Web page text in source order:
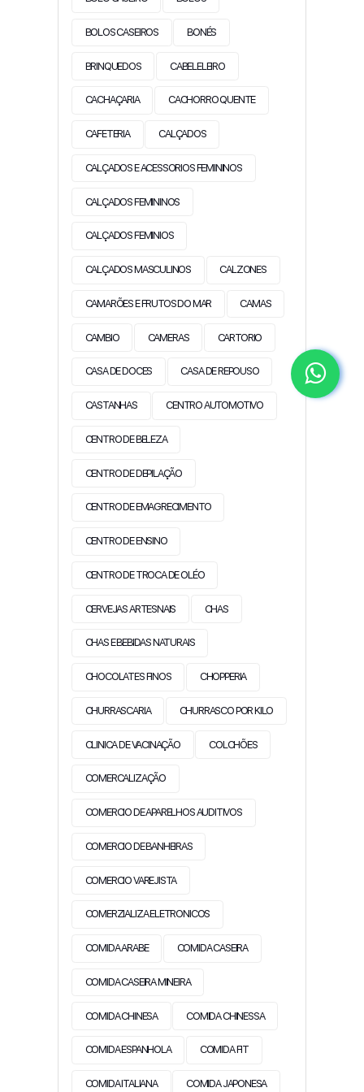
BOLOS CASEIROS BONÉS
BRINQUEDOS CABELELEIRO
CACHAÇARIA CACHORRO QUENTE
CAFETERIA CALÇADOS
CALÇADOS E ACESSORIOS FEMININOS
CALÇADOS FEMININOS
CALÇADOS FEMINIOS
CALÇADOS MASCULINOS CALZONES
CAMARÕES E FRUTOS DO MAR CAMAS
CAMBIO CAMERAS CARTORIO
CASA DE DOCES CASA DE REPOUSO
CASTANHAS CENTRO AUTOMOTIVO
CENTRO DE BELEZA
CENTRO DE DEPILAÇÃO
CENTRO DE EMAGRECIMENTO
CENTRO DE ENSINO
CENTRO DE TROCA DE OLÉO
CERVEJAS ARTESNAIS CHAS
CHAS E BEBIDAS NATURAIS
CHOCOLATES FINOS CHOPPERIA
CHURRASCARIA CHURRASCO POR KILO
CLINICA DE VACINAÇÃO COLCHÕES
COMERCALIZAÇÃO
COMERCIO DE APARELHOS AUDITIVOS
COMERCIO DE BANHEIRAS
COMERCIO VAREJISTA
COMERZIALIZA ELETRONICOS
COMIDA ARABE COMIDA CASEIRA
COMIDA CASEIRA MINEIRA
COMIDA CHINESA COMIDA CHINESSA
COMIDA ESPANHOLA COMIDA FIT
COMIDA ITALIANA COMIDA JAPONESA